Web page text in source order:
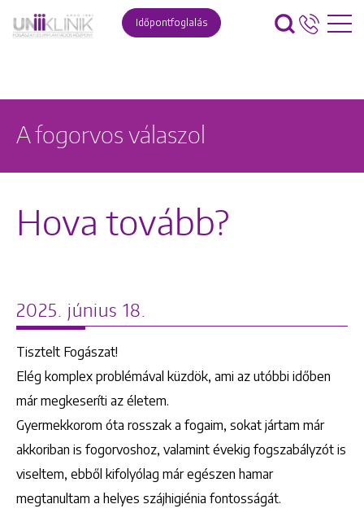
Időpontfoglalás
A fogorvos válaszol
Hova tovább?
2025. június 18.
Tisztelt Fogászat!
Elég komplex problémával küzdök, ami az utóbbi időben
már megkeseríti az életem.
Gyermekkorom óta rosszak a fogaim, sokat jártam már
akkoriban is fogorvoshoz, valamint évekig fogszabályzót is
viseltem, ebből kifolyólag már egészen hamar
megtanultam a helyes szájhigiénia fontosságát.